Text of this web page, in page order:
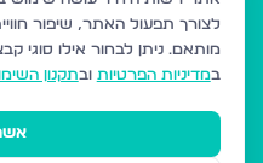
גבעת זאב
בית שמש
רכסים
מודיעין עילית
לצורך תפעול האתר, שיפור
מותאם. ניתן לבחור אילו
במדיניות הפרטיות ובתקנון